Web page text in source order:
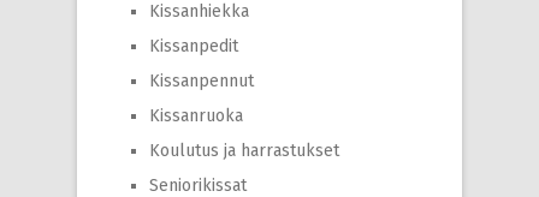
Kissanhiekka
Kissanpedit
Kissanpennut
Kissanruoka
Koulutus ja harrastukset
Seniorikissat